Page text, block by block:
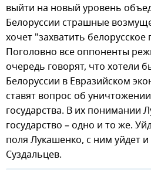
выйти на новый уровень
Белоруссии страшные
хочет "захватить белорусское
Поголовно все оппоненты
очередь говорят, что хотели
Белоруссии в Евразийском
ставят вопрос об
государства. В их понимании
государство – одно и то же.
поля Лукашенко, с ним уйдет
Суздальцев.